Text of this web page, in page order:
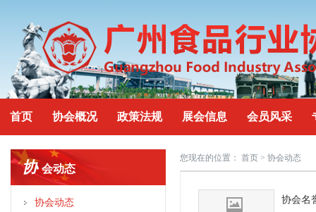
首页 协会概况 政策法规 展会信息 会员风采
协 会动态
协会动态
您现在的位置： 首页 > 协会动态